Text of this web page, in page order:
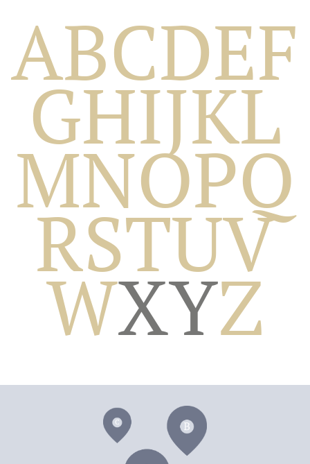
Biografico
ABCDEF
GHIJKL
MNOPQ
RSTUV
WXYZ